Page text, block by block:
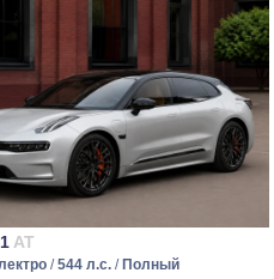
AT
/544 л.с. / Полный